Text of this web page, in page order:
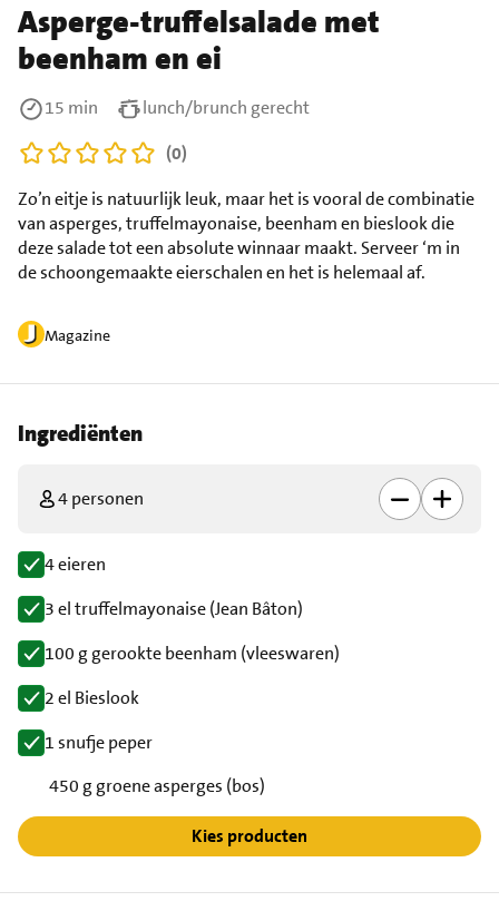
Asperge-truffelsalade met
beenham en ei
Magazine
Zo’n eitje is natuurlijk leuk, maar het is vooral de combinatie
van asperges, truffelmayonaise, beenham en bieslook die
deze salade tot een absolute winnaar maakt. Serveer ‘m in
de schoongemaakte eierschalen en het is helemaal af.
15 min
lunch/brunch gerecht
(0)
Ingrediënten
4 personen
4 eieren
3 el truffelmayonaise (Jean Bâton)
100 g gerookte beenham (vleeswaren)
2 el Bieslook
1 snufje peper
450 g groene asperges (bos)
Kies producten